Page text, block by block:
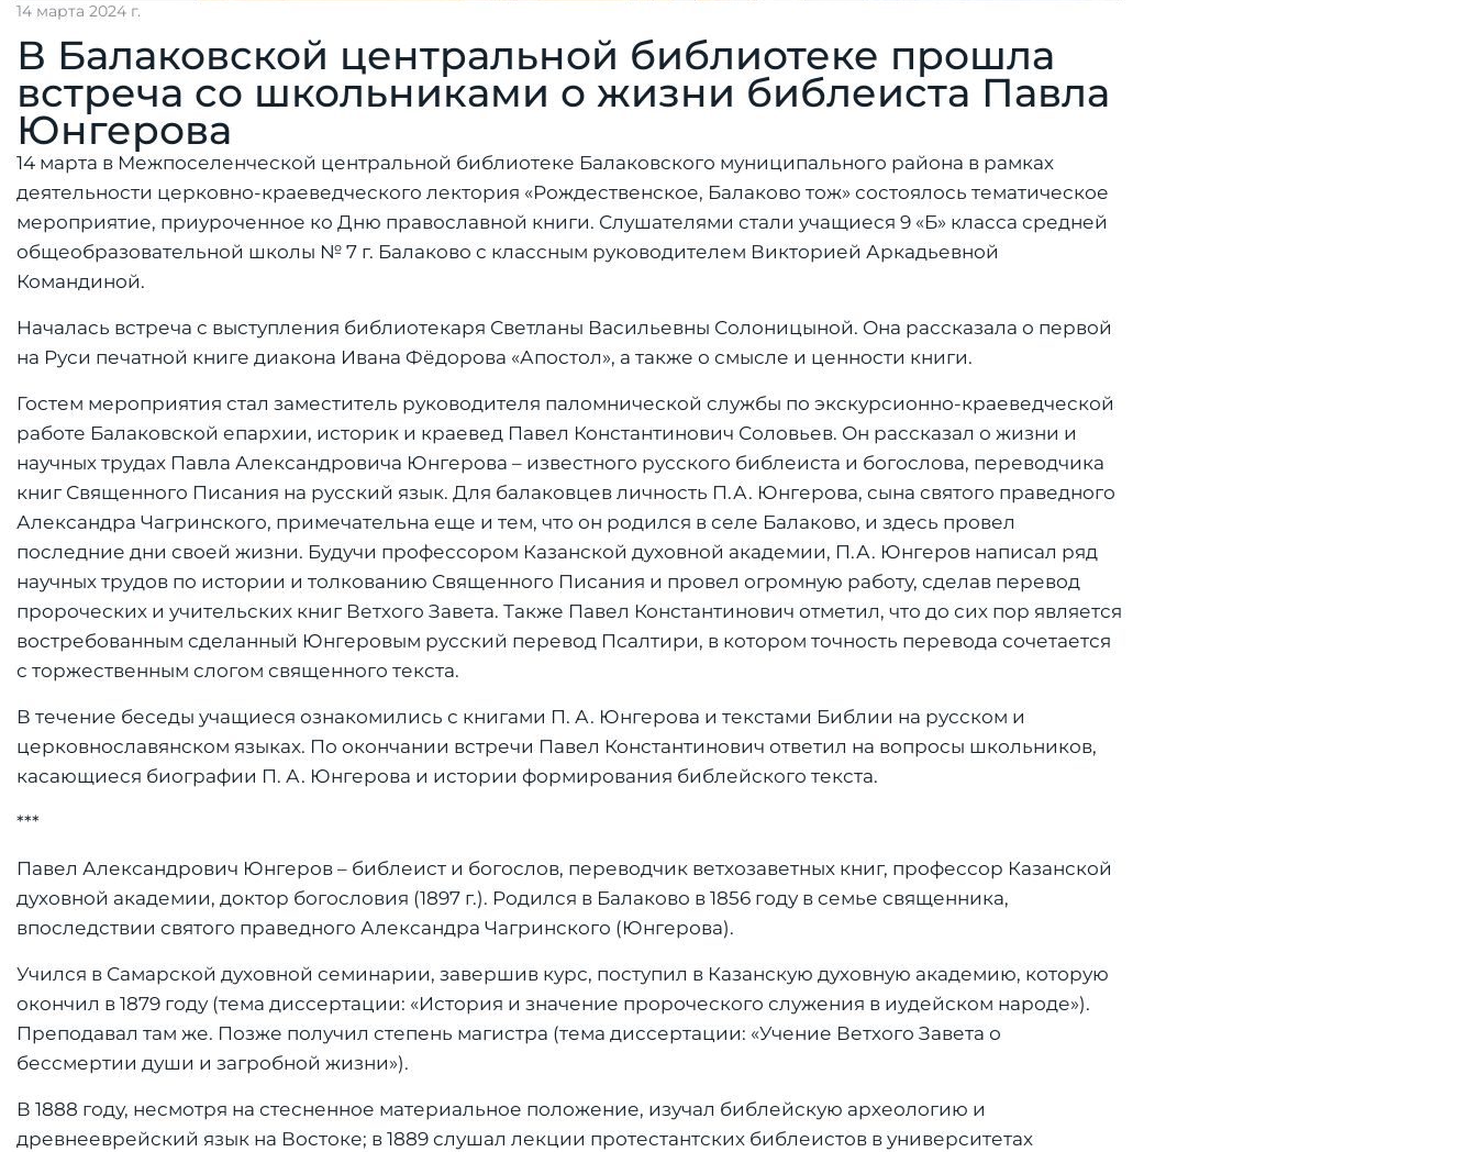
14 марта 2024 г.
В Балаковской центральной библиотеке прошла
встреча со школьниками о жизни библеиста Павла
Юнгерова
14 марта в Межпоселенческой центральной библиотеке Балаковского муниципального района в рамках
деятельности церковно-краеведческого лектория «Рождественское, Балаково тож» состоялось тематическое
мероприятие, приуроченное ко Дню православной книги. Слушателями стали учащиеся 9 «Б» класса средней
общеобразовательной школы № 7 г. Балаково с классным руководителем Викторией Аркадьевной
Командиной.
Началась встреча с выступления библиотекаря Светланы Васильевны Солоницыной. Она рассказала о первой
на Руси печатной книге диакона Ивана Фёдорова «Апостол», а также о смысле и ценности книги.
Гостем мероприятия стал заместитель руководителя паломнической службы по экскурсионно-краеведческой
работе Балаковской епархии, историк и краевед Павел Константинович Соловьев. Он рассказал о жизни и
научных трудах Павла Александровича Юнгерова – известного русского библеиста и богослова, переводчика
книг Священного Писания на русский язык. Для балаковцев личность П.А. Юнгерова, сына святого праведного
Александра Чагринского, примечательна еще и тем, что он родился в селе Балаково, и здесь провел
последние дни своей жизни. Будучи профессором Казанской духовной академии, П.А. Юнгеров написал ряд
научных трудов по истории и толкованию Священного Писания и провел огромную работу, сделав перевод
пророческих и учительских книг Ветхого Завета. Также Павел Константинович отметил, что до сих пор является
востребованным сделанный Юнгеровым русский перевод Псалтири, в котором точность перевода сочетается
с торжественным слогом священного текста.
В течение беседы учащиеся ознакомились с книгами П. А. Юнгерова и текстами Библии на русском и
церковнославянском языках. По окончании встречи Павел Константинович ответил на вопросы школьников,
касающиеся биографии П. А. Юнгерова и истории формирования библейского текста.
***
Павел Александрович Юнгеров – библеист и богослов, переводчик ветхозаветных книг, профессор Казанской
духовной академии, доктор богословия (1897 г.). Родился в Балаково в 1856 году в семье священника,
впоследствии святого праведного Александра Чагринского (Юнгерова).
Учился в Самарской духовной семинарии, завершив курс, поступил в Казанскую духовную академию, которую
окончил в 1879 году (тема диссертации: «История и значение пророческого служения в иудейском народе»).
Преподавал там же. Позже получил степень магистра (тема диссертации: «Учение Ветхого Завета о
бессмертии души и загробной жизни»).
В 1888 году, несмотря на стесненное материальное положение, изучал библейскую археологию и
древнееврейский язык на Востоке; в 1889 слушал лекции протестантских библеистов в университетах